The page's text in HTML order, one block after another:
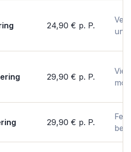
24,90 € p. P.
29,90 € p. P.
29,90 € p. P.